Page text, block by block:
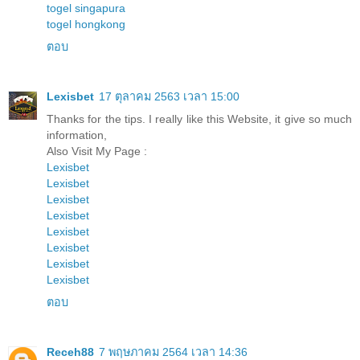
togel singapura
togel hongkong
ตอบ
Lexisbet 17 ตุลาคม 2563 เวลา 15:00
Thanks for the tips. I really like this Website, it give so much
information,
Also Visit My Page :
Lexisbet
Lexisbet
Lexisbet
Lexisbet
Lexisbet
Lexisbet
Lexisbet
Lexisbet
ตอบ
Receh88 7 พฤษภาคม 2564 เวลา 14:36